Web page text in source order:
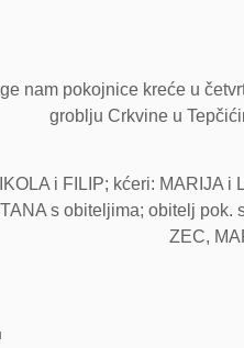
nam pokojnice kreće u
groblju Crkvine u
i FILIP; kćeri: MARIJA
s obiteljima; obitelj
ZEC,